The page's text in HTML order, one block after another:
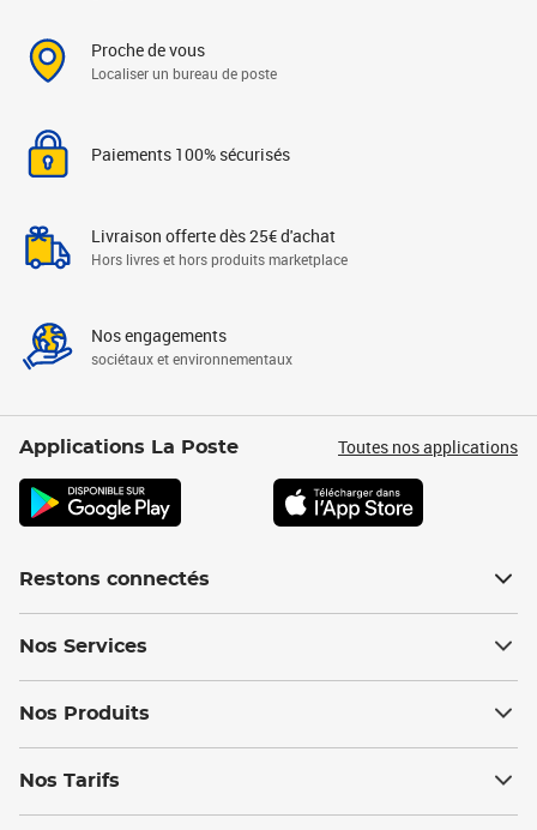
Proche de vous
Localiser un bureau de poste
Paiements 100% sécurisés
Livraison offerte dès 25€ d'achat
Hors livres et hors produits marketplace
Nos engagements
sociétaux et environnementaux
Applications La Poste Toutes nos applications
Restons connectés
Nos Services
Nos Produits
Nos Tarifs